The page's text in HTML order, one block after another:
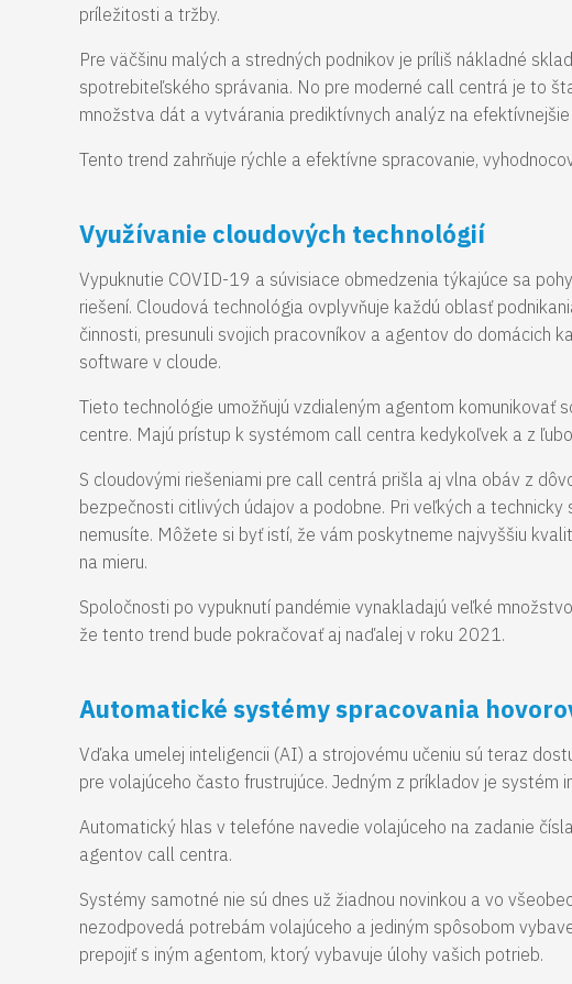
príležitosti a tržby.
Pre väčšinu malých a stredných podnikov je príliš nákladné
spotrebiteľského správania. No pre moderné call centrá je to
množstva dát a vytvárania prediktívnych analýz na
Tento trend zahrňuje rýchle a efektívne spracovanie,
Využívanie cloudových technológií
Vypuknutie COVID-19 a súvisiace obmedzenia týkajúce sa
riešení. Cloudová technológia ovplyvňuje každú oblasť
činnosti, presunuli svojich pracovníkov a agentov do domácich
software v cloude.
Tieto technológie umožňujú vzdialeným agentom
centre. Majú prístup k systémom call centra kedykoľvek a z
S cloudovými riešeniami pre call centrá prišla aj vlna obáv z
bezpečnosti citlivých údajov a podobne. Pri veľkých a
nemusíte. Môžete si byť istí, že vám poskytneme najvyššiu
na mieru.
Spoločnosti po vypuknutí pandémie vynakladajú veľké
že tento trend bude pokračovať aj naďalej v roku 2021.
Automatické systémy spracovania
Vďaka umelej inteligencii (AI) a strojovému učeniu sú teraz
pre volajúceho často frustrujúce. Jedným z príkladov je systém
Automatický hlas v telefóne navedie volajúceho na zadanie
agentov call centra.
Systémy samotné nie sú dnes už žiadnou novinkou a vo
nezodpovedá potrebám volajúceho a jediným spôsobom
prepojiť s iným agentom, ktorý vybavuje úlohy vašich potrieb.